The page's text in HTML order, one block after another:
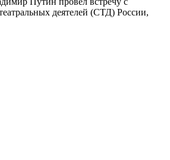
деятелей (СТД) России,